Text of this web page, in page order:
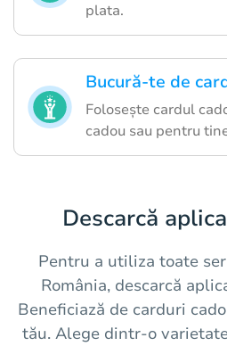
plata.
Bucură-te de
Folosește cardul
cadou sau pentru
Descarcă
Pentru a utiliza toate
România, descarcă
Beneficiază de carduri
tău. Alege dintr-o